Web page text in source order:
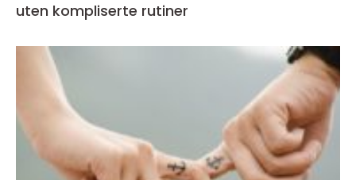
uten kompliserte rutiner